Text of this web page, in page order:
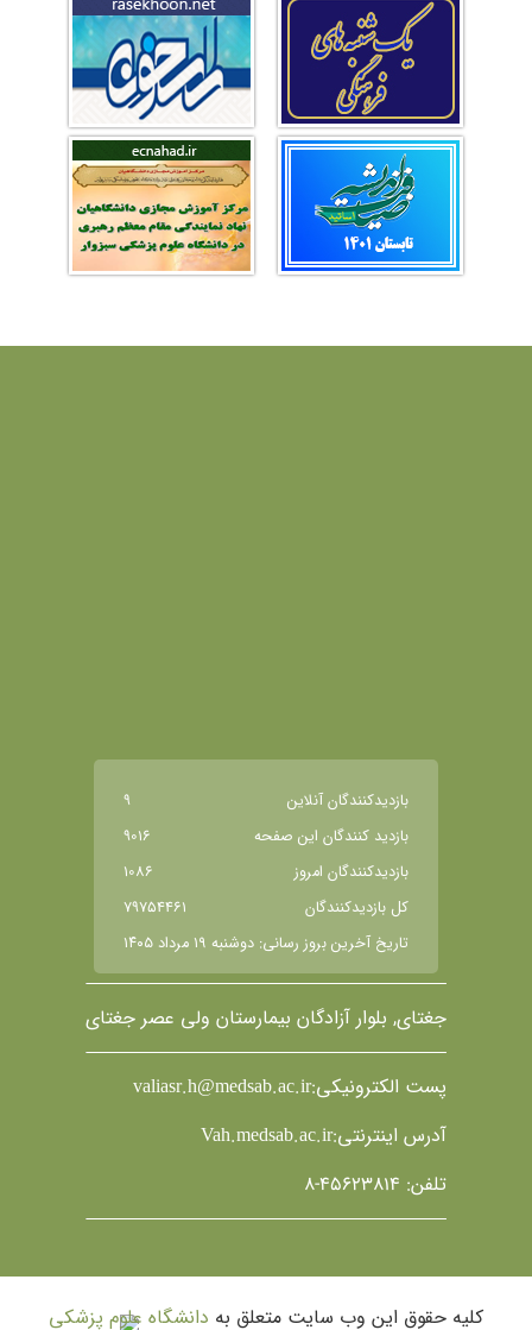
بازديدکنندگان آنلاين
9
بازديد کنندگان اين صفحه
9016
بازديدکنندگان امروز
1086
کل بازديدکنندگان
79754461
تاریخ آخرین بروز رسانی: دوشنبه ١٩ مرداد ١٤٠٥
جغتای, بلوار آزادگان بیمارستان ولی عصر جغتای
پست الکترونیکی:valiasr.h@medsab.ac.ir
آدرس اینترنتی:Vah.medsab.ac.ir
تلفن: 45623814-8
کلیه حقوق این وب سایت متعلق به دانشگاه علوم پزشکی